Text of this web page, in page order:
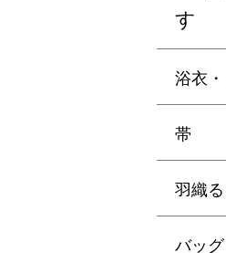
す
浴衣
帯
羽織
バッグ